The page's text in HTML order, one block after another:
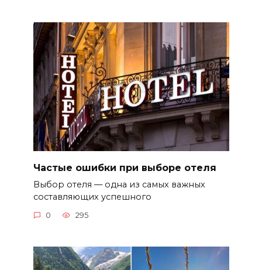
Частые ошибки при выборе отеля
Выбор отеля — одна из самых важных
составляющих успешного
0 295